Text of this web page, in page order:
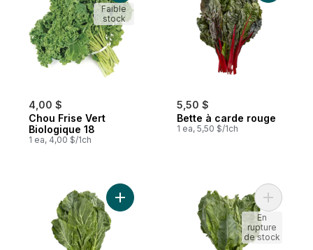
4,00 $
Chou Frise Vert
Biologique 18
1 ea, 4,00 $/1ch
Faible
stock
5,50 $
Bette à carde rouge
1 ea, 5,50 $/1ch
Ajouter Choux verts au panier Ajouter
En
rupture
de stock